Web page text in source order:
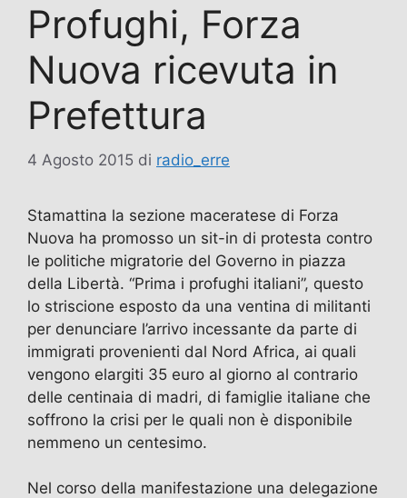
Profughi, Forza
Nuova ricevuta in
Prefettura
4 Agosto 2015 di radio_erre
Stamattina la sezione maceratese di Forza
Nuova ha promosso un sit-in di protesta contro
le politiche migratorie del Governo in piazza
della Libertà. “Prima i profughi italiani”, questo
lo striscione esposto da una ventina di militanti
per denunciare l’arrivo incessante da parte di
immigrati provenienti dal Nord Africa, ai quali
vengono elargiti 35 euro al giorno al contrario
delle centinaia di madri, di famiglie italiane che
soffrono la crisi per le quali non è disponibile
nemmeno un centesimo.
Nel corso della manifestazione una delegazione